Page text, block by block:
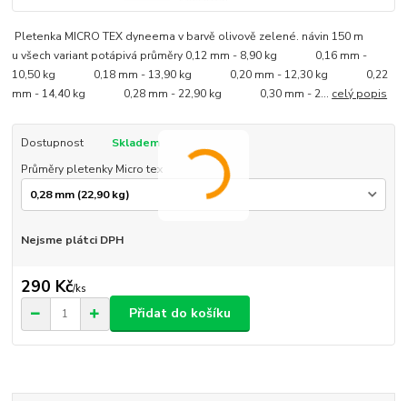
Pletenka MICRO TEX dyneema v barvě olivově zelené. návin 150 m
u všech variant potápivá průměry 0,12 mm - 8,90 kg 0,16 mm -
10,50 kg 0,18 mm - 13,90 kg 0,20 mm - 12,30 kg 0,22
mm - 14,40 kg 0,28 mm - 22,90 kg 0,30 mm - 2... celý popis
Dostupnost
Skladem
Průměry pletenky Micro tex
Nejsme plátci DPH
290 Kč/ks
Přidat do košíku